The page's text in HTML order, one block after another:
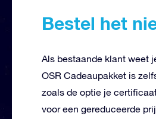
Bestel het
Als bestaande klant weet
OSR Cadeaupakket is
zoals de optie je
voor een gereduceerde